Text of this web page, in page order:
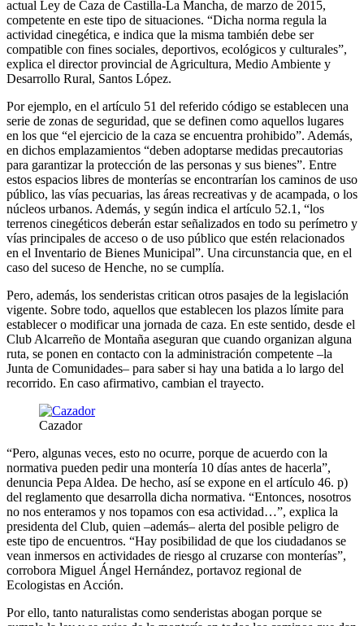
actual Ley de Caza de Castilla-La Mancha, de marzo de 2015,
competente en este tipo de situaciones. “Dicha norma regula la
actividad cinegética, e indica que la misma también debe ser
compatible con fines sociales, deportivos, ecológicos y culturales”,
explica el director provincial de Agricultura, Medio Ambiente y
Desarrollo Rural, Santos López.
Por ejemplo, en el artículo 51 del referido código se establecen una
serie de zonas de seguridad, que se definen como aquellos lugares
en los que “el ejercicio de la caza se encuentra prohibido”. Además,
en dichos emplazamientos “deben adoptarse medidas precautorias
para garantizar la protección de las personas y sus bienes”. Entre
estos espacios libres de monterías se encontrarían los caminos de uso
público, las vías pecuarias, las áreas recreativas y de acampada, o los
núcleos urbanos. Además, y según indica el artículo 52.1, “los
terrenos cinegéticos deberán estar señalizados en todo su perímetro y
vías principales de acceso o de uso público que estén relacionados
en el Inventario de Bienes Municipal”. Una circunstancia que, en el
caso del suceso de Henche, no se cumplía.
Pero, además, los senderistas critican otros pasajes de la legislación
vigente. Sobre todo, aquellos que establecen los plazos límite para
establecer o modificar una jornada de caza. En este sentido, desde el
Club Alcarreño de Montaña aseguran que cuando organizan alguna
ruta, se ponen en contacto con la administración competente –la
Junta de Comunidades– para saber si hay una batida a lo largo del
recorrido. En caso afirmativo, cambian el trayecto.
Cazador
“Pero, algunas veces, esto no ocurre, porque de acuerdo con la
normativa pueden pedir una montería 10 días antes de hacerla”,
denuncia Pepa Aldea. De hecho, así se expone en el artículo 46. p)
del reglamento que desarrolla dicha normativa. “Entonces, nosotros
no nos enteramos y nos topamos con esa actividad…”, explica la
presidenta del Club, quien –además– alerta del posible peligro de
este tipo de encuentros. “Hay posibilidad de que los ciudadanos se
vean inmersos en actividades de riesgo al cruzarse con monterías”,
corrobora Miguel Ángel Hernández, portavoz regional de
Ecologistas en Acción.
Por ello, tanto naturalistas como senderistas abogan porque se